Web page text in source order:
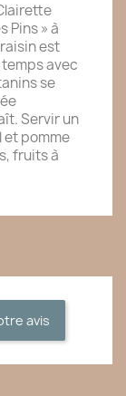
Pins » à
est
avec
se
Servir un
et pomme
fruits à
avis